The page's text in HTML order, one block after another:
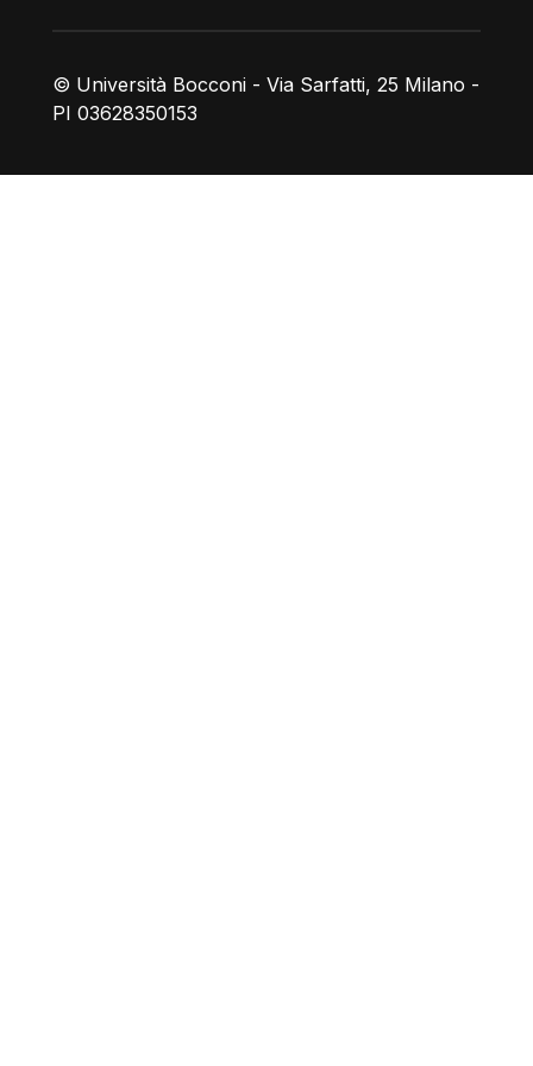
© Università Bocconi - Via Sarfatti, 25 Milano -
PI 03628350153